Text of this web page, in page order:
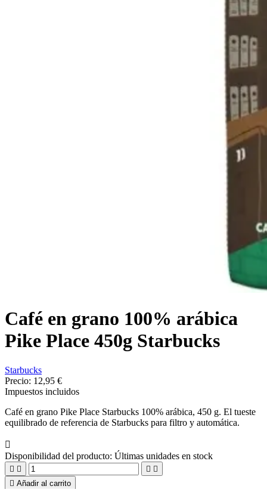
Café en grano 100% arábica
Pike Place 450g Starbucks
Starbucks
Precio: 12,95 €
Impuestos incluidos
Café en grano Pike Place Starbucks 100% arábica, 450 g. El tueste
equilibrado de referencia de Starbucks para filtro y automática.

Disponibilidad del producto: Últimas unidades en stock
   
 Añadir al carrito